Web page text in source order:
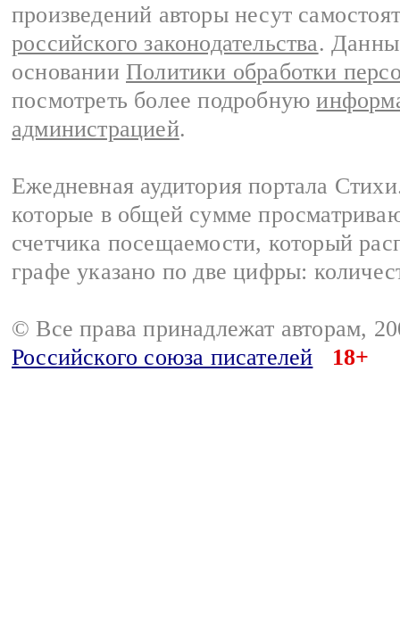
произведений авторы несут
российского законодательства.
основании Политики обработки
посмотреть более подробную
администрацией.
Ежедневная аудитория портала
которые в общей сумме
счетчика посещаемости, который
графе указано по две цифры:
© Все права принадлежат авторам,
Российского союза писателей
18+